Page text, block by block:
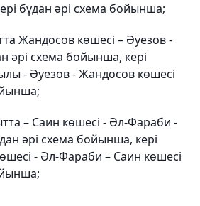
бұдан әрі схема бойынша;
Жандосов көшесі – Әуезов -
әрі схема бойынша, кері
- Әуезов - Жандосов көшесі
– Саин көшесі - Әл-Фараби -
әрі схема бойынша, кері
- Әл-Фараби – Саин көшесі